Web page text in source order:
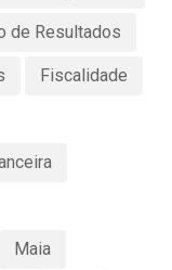
de Resultados
Fiscalidade
Maia